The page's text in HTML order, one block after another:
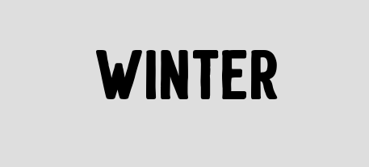
WINTER